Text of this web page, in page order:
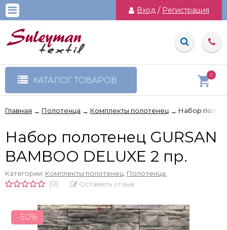
Вход / Регистрация
КАТАЛОГ ТОВАРОВ
0
Главная → Полотенца → Комплекты полотенец → Набор
Набор полотенец GURSAN
BAMBOO DELUXE 2 пр.
Категории: Комплекты полотенец Полотенца
(0) Оставить отзыв
-50%